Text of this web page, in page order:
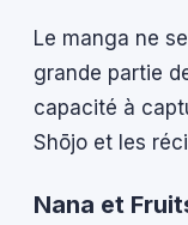
Le manga ne
grande partie
capacité à
Shōjo et les
Nana et